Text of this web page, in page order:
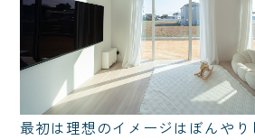
最初は理想のイメージはぼんやり